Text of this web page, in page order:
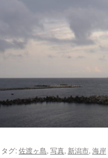
タグ:佐渡ヶ島, 写真, 新潟市, 海岸